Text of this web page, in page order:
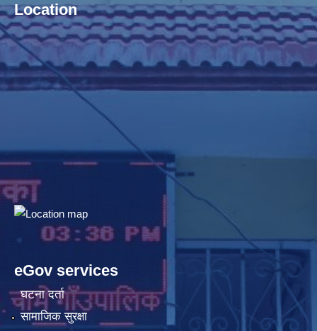
Location
eGov services
घटना दर्ता
सामाजिक सुरक्षा